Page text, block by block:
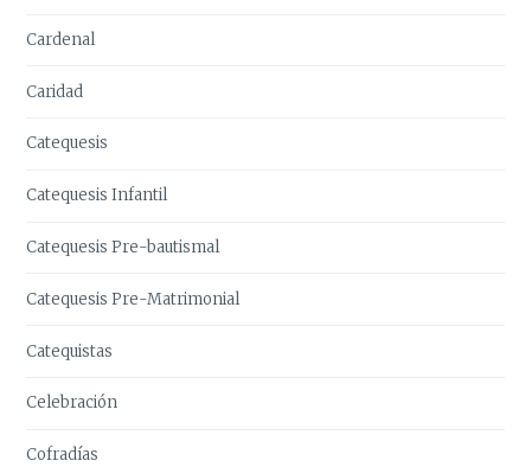
Cardenal
Caridad
Catequesis
Catequesis Infantil
Catequesis Pre-bautismal
Catequesis Pre-Matrimonial
Catequistas
Celebración
Cofradías